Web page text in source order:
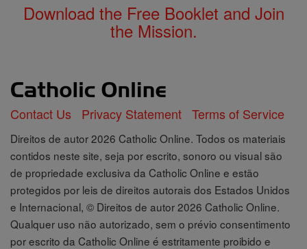
Download the Free Booklet and Join
the Mission.
Contact Us Privacy Statement Terms of Service
Direitos de autor 2026 Catholic Online. Todos os materiais
contidos neste site, seja por escrito, sonoro ou visual são
de propriedade exclusiva da Catholic Online e estão
protegidos por leis de direitos autorais dos Estados Unidos
e Internacional, © Direitos de autor 2026 Catholic Online.
Qualquer uso não autorizado, sem o prévio consentimento
por escrito da Catholic Online é estritamente proibido e